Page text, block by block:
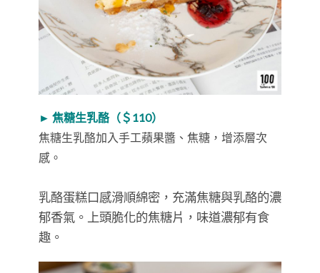
► 焦糖生乳酪（＄110）
焦糖生乳酪加入手工蘋果醬、焦糖，增添層次
感。
乳酪蛋糕口感滑順綿密，充滿焦糖與乳酪的濃
郁香氣。上頭脆化的焦糖片，味道濃郁有食
趣。